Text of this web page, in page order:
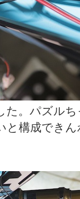
た。パズル
と構成でき